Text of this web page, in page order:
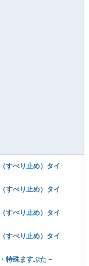
すべり止め）タイ
すべり止め）タイ
すべり止め）タイ
すべり止め）タイ
特殊ますぶた－